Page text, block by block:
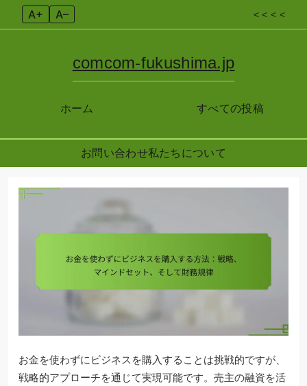
A+ A– < < < <
ホーム
comcom-fukushima.jp
すべての投稿
お問い合わせ私たちについて
お金を使わずにビジネスを購入することは挑戦的ですが、
戦略的アプローチを通じて実現可能です。売主の融資を活